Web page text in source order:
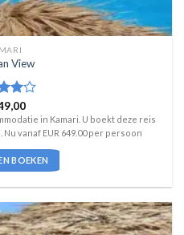
View
in Kamari. U boekt deze reis
vanaf EUR 649.00 per persoon
BOEKEN